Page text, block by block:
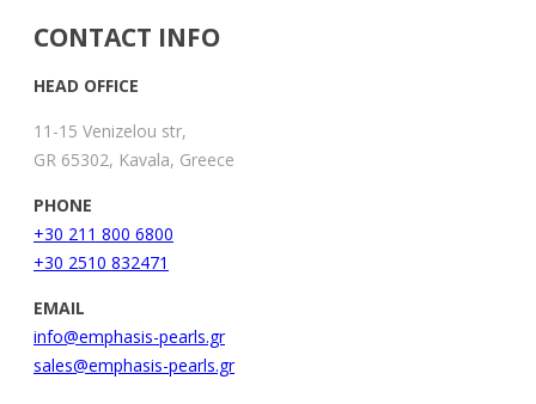
CONTACT INFO
HEAD OFFICE
11-15 Venizelou str,
GR 65302, Kavala, Greece
PHONE
+30 211 800 6800
+30 2510 832471
EMAIL
info@emphasis-pearls.gr
sales@emphasis-pearls.gr